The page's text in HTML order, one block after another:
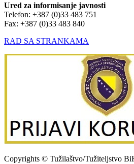
Ured za informisanje javnosti
Telefon: +387 (0)33 483 751
Fax: +387 (0)33 483 840
RAD SA STRANKAMA
Copyrights © Tužilaštvo/Tužiteljstvo